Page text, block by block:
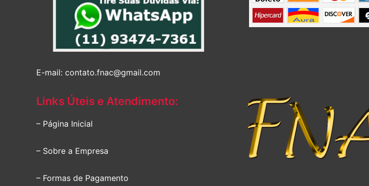
E-mail: contato.fnac@gmail.com
Links Úteis e Atendimento:
– Página Inicial
– Sobre a Empresa
– Formas de Pagamento